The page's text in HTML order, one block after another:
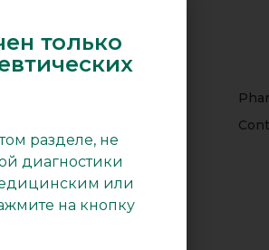
Production
Distribution
только
разделе, не
диагностики
или
на кнопку